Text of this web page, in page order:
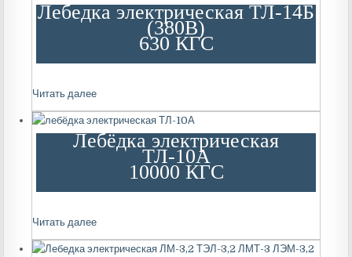
Лебедка электрическая ТЛ-14Б
(380В)
630 КГС
Читать далее
Лебёдка электрическая
ТЛ-10А
10000 КГС
Читать далее